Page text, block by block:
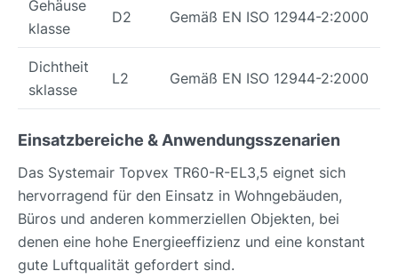
Gehäuse
klasse
D2 Gemäß EN ISO 12944-2:2000
Dichtheit
sklasse
L2 Gemäß EN ISO 12944-2:2000
Einsatzbereiche & Anwendungsszenarien
Das Systemair Topvex TR60-R-EL3,5 eignet sich
hervorragend für den Einsatz in Wohngebäuden,
Büros und anderen kommerziellen Objekten, bei
denen eine hohe Energieeffizienz und eine konstant
gute Luftqualität gefordert sind.